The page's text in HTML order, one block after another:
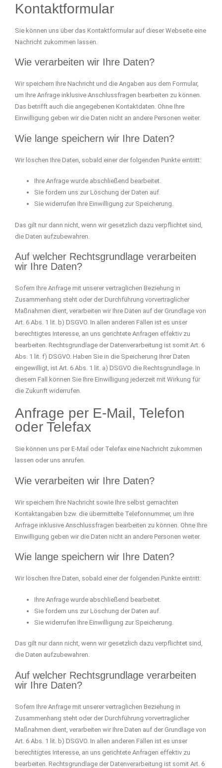
Kontaktformular
Sie können uns über das Kontaktformular auf dieser Webseite eine
Nachricht zukommen lassen.
Wie verarbeiten wir Ihre Daten?
Wir speichern Ihre Nachricht und die Angaben aus dem Formular,
um Ihre Anfrage inklusive Anschlussfragen bearbeiten zu können.
Das betrifft auch die angegebenen Kontaktdaten. Ohne Ihre
Einwilligung geben wir die Daten nicht an andere Personen weiter.
Wie lange speichern wir Ihre Daten?
Wir löschen Ihre Daten, sobald einer der folgenden Punkte eintritt:
Ihre Anfrage wurde abschließend bearbeitet.
Sie fordern uns zur Löschung der Daten auf.
Sie widerrufen Ihre Einwilligung zur Speicherung.
Das gilt nur dann nicht, wenn wir gesetzlich dazu verpflichtet sind,
die Daten aufzubewahren.
Auf welcher Rechtsgrundlage verarbeiten
wir Ihre Daten?
Sofern Ihre Anfrage mit unserer vertraglichen Beziehung in
Zusammenhang steht oder der Durchführung vorvertraglicher
Maßnahmen dient, verarbeiten wir Ihre Daten auf der Grundlage von
Art. 6 Abs. 1 lit. b) DSGVO. In allen anderen Fällen ist es unser
berechtigtes Interesse, an uns gerichtete Anfragen effektiv zu
bearbeiten. Rechtsgrundlage der Datenverarbeitung ist somit Art. 6
Abs. 1 lit. f) DSGVO. Haben Sie in die Speicherung Ihrer Daten
eingewilligt, ist Art. 6 Abs. 1 lit. a) DSGVO die Rechtsgrundlage. In
diesem Fall können Sie Ihre Einwilligung jederzeit mit Wirkung für
die Zukunft widerrufen.
Anfrage per E-Mail, Telefon
oder Telefax
Sie können uns per E-Mail oder Telefax eine Nachricht zukommen
lassen oder uns anrufen.
Wie verarbeiten wir Ihre Daten?
Wir speichern Ihre Nachricht sowie Ihre selbst gemachten
Kontaktangaben bzw. die übermittelte Telefonnummer, um Ihre
Anfrage inklusive Anschlussfragen bearbeiten zu können. Ohne Ihre
Einwilligung geben wir die Daten nicht an andere Personen weiter.
Wie lange speichern wir Ihre Daten?
Wir löschen Ihre Daten, sobald einer der folgenden Punkte eintritt:
Ihre Anfrage wurde abschließend bearbeitet.
Sie fordern uns zur Löschung der Daten auf.
Sie widerrufen Ihre Einwilligung zur Speicherung.
Das gilt nur dann nicht, wenn wir gesetzlich dazu verpflichtet sind,
die Daten aufzubewahren.
Auf welcher Rechtsgrundlage verarbeiten
wir Ihre Daten?
Sofern Ihre Anfrage mit unserer vertraglichen Beziehung in
Zusammenhang steht oder der Durchführung vorvertraglicher
Maßnahmen dient, verarbeiten wir Ihre Daten auf der Grundlage von
Art. 6 Abs. 1 lit. b) DSGVO. In allen anderen Fällen ist es unser
berechtigtes Interesse, an uns gerichtete Anfragen effektiv zu
bearbeiten. Rechtsgrundlage der Datenverarbeitung ist somit Art. 6